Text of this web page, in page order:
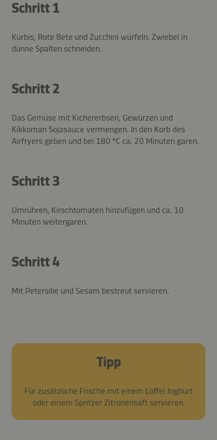
Schritt 1
Kürbis, Rote Bete und Zucchini würfeln. Zwiebel in
dünne Spalten schneiden.
Schritt 2
Das Gemüse mit Kichererbsen, Gewürzen und
Kikkoman Sojasauce vermengen. In den Korb des
Airfryers geben und bei 180 °C ca. 20 Minuten garen.
Schritt 3
Umrühren, Kirschtomaten hinzufügen und ca. 10
Minuten weitergaren.
Schritt 4
Mit Petersilie und Sesam bestreut servieren.
Tipp
Für zusätzliche Frische mit einem Löffel Joghurt
oder einem Spritzer Zitronensaft servieren.